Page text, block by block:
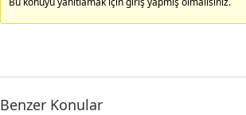
Benzer Konular